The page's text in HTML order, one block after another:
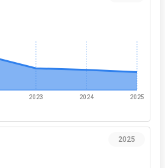
2023 2024 2025
2025